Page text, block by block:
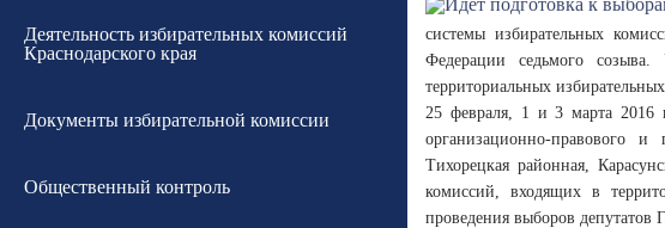
Деятельность избирательных комиссий
Краснодарского края
Документы избирательной комиссии
Общественный контроль
системы избирательных
Федерации седьмого созыва.
территориальных
25 февраля, 1 и 3 марта 2016
организационно-правового и
Тихорецкая районная,
комиссий, входящих в
проведения выборов депутатов